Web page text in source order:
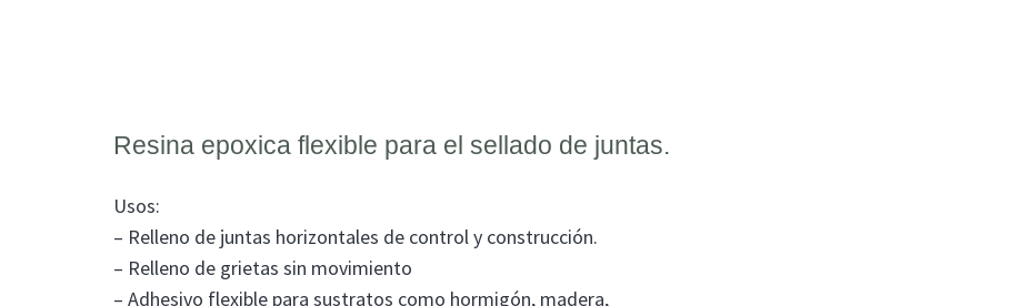
Resina epoxica flexible para el sellado de juntas.
Usos:
– Relleno de juntas horizontales de control y construcción.
– Relleno de grietas sin movimiento
– Adhesivo flexible para sustratos como hormigón, madera,